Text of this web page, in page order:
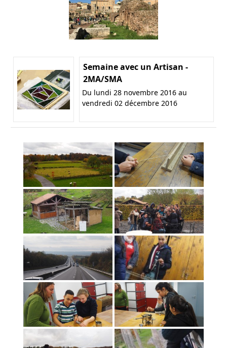
Semaine avec un Artisan -
2MA/SMA
Du lundi 28 novembre 2016 au
vendredi 02 décembre 2016